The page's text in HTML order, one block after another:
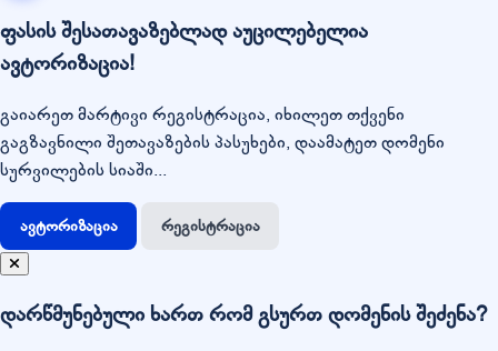
ფასის შესათავაზებლად აუცილებელია
ავტორიზაცია!
გაიარეთ მარტივი რეგისტრაცია, იხილეთ თქვენი
გაგზავნილი შეთავაზების პასუხები, დაამატეთ დომენი
სურვილების სიაში...
ავტორიზაცია რეგისტრაცია
დარწმუნებული ხართ რომ გსურთ დომენის შეძენა?